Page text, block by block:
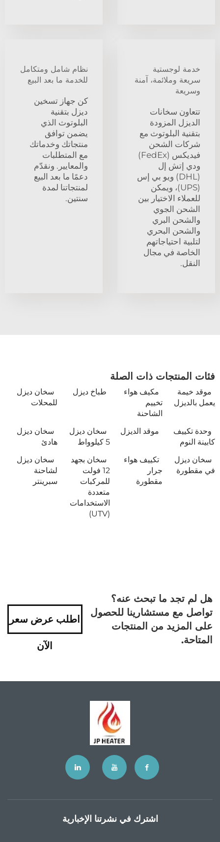
خدمة لوجستية
سريعة وملائمة، آمنة
وسريعة
تتعاون سخانات
الديزل المزودة
بتقنية البلوتوث مع
شركات الشحن
فيديكس (FedEx)
ودي إتش إل
(DHL) ويو بي إس
(UPS)، ويمكن
للعملاء الاختيار بين
الشحن الجوي
والشحن البري
والشحن البحري
لتلبية احتياجاتهم
الخاصة في مجال
النقل.
نظام شامل ومتكامل
للخدمة ما بعد البيع
كن جهاز تسخين
ديزل بتقنية
البلوتوث الذي
يضمن توافق
منتجاتك وخدماتك
مع المتطلبات
والمعايير. ونقدّم
دعمًا ما بعد البيع
لمنتجاتنا لمدة
سنتين.
فئات المنتجات ذات الصلة
موقد خيمة
يعمل بالديزل
مكيف هواء
تخييم
الشاحنة
طباخ ديزل
سخان ديزل
للمحلات
وحدة تكييف
كابينة النوم
موقد الديزل
سخان ديزل
5 كيلوواط
سخان ديزل
هادئ
سخان ديزل
في مقطورة
تكييف هواء
جرار
مقطورة
سخان بجهد
12 فولت
للمركبات
متعددة
الاستخدامات
سخان ديزل
لشاحنة
سبرينتر
هل لم تجد ما تبحث عنه؟
تواصل مع مستشارينا للحصول
على المزيد من المنتجات
المتاحة.
اطلب عرض سعر
الآن
اشترك في نشرتنا الإخبارية